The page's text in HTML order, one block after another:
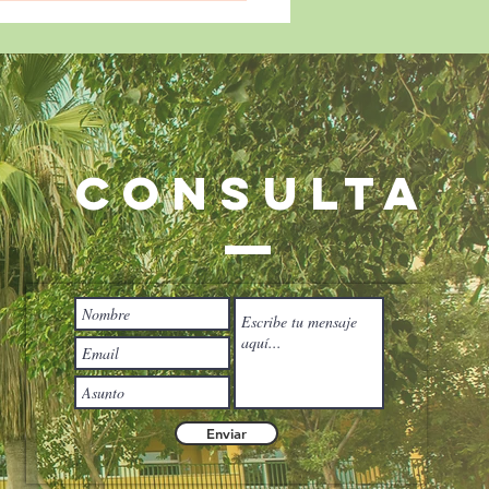
alumnos de 2º
conquistan Francia
🇫🇷✈️
CONSULTA
Enviar